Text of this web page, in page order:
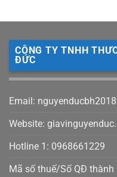
CÔNG TY TNHH
ĐỨC
Email:
Website:
Hotline 1: 0968661229
Mã số thuế/Số QĐ